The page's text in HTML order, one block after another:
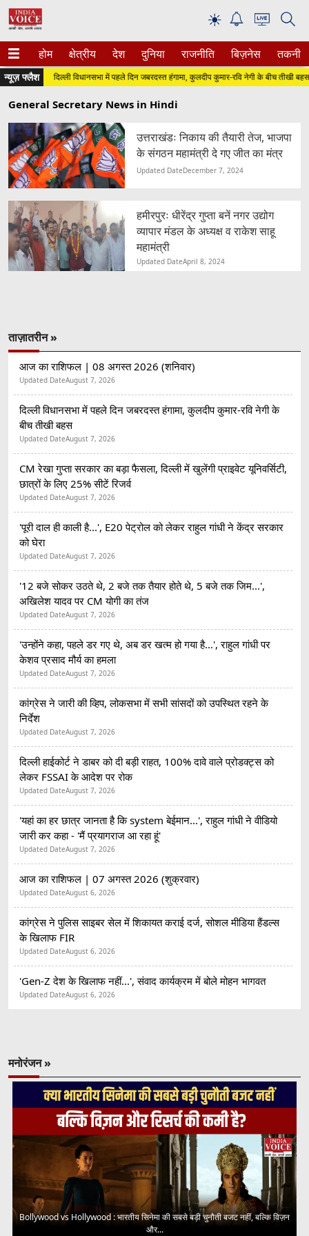
☀
होम क्षेत्रीय देश दुनिया राजनीति बिज़नेस तकनीक
न्यूज़ फ्लैशदिल्ली विधानसभा में पहले दिन जबरदस्त हंगामा, कुलदीप कुमार-रवि नेगी के बीच तीखी बहस
General Secretary News in Hindi
उत्तराखंडः निकाय की तैयारी तेज, भाजपा
के संगठन महामंत्री दे गए जीत का मंत्र
Updated DateDecember 7, 2024
हमीरपुरः धीरेंद्र गुप्ता बनें नगर उद्योग
व्यापार मंडल के अध्यक्ष व राकेश साहू
महामंत्री
Updated DateApril 8, 2024
ताज़ातरीन »
आज का राशिफल | 08 अगस्त 2026 (शनिवार)
Updated DateAugust 7, 2026
दिल्ली विधानसभा में पहले दिन जबरदस्त हंगामा, कुलदीप कुमार-रवि नेगी के
बीच तीखी बहस
Updated DateAugust 7, 2026
CM रेखा गुप्ता सरकार का बड़ा फैसला, दिल्ली में खुलेंगी प्राइवेट यूनिवर्सिटी,
छात्रों के लिए 25% सीटें रिजर्व
Updated DateAugust 7, 2026
'पूरी दाल ही काली है...', E20 पेट्रोल को लेकर राहुल गांधी ने केंद्र सरकार
को घेरा
Updated DateAugust 7, 2026
'12 बजे सोकर उठते थे, 2 बजे तक तैयार होते थे, 5 बजे तक जिम...',
अखिलेश यादव पर CM योगी का तंज
Updated DateAugust 7, 2026
'उन्होंने कहा, पहले डर गए थे, अब डर खत्म हो गया है...', राहुल गांधी पर
केशव प्रसाद मौर्य का हमला
Updated DateAugust 7, 2026
कांग्रेस ने जारी की व्हिप, लोकसभा में सभी सांसदों को उपस्थित रहने के
निर्देश
Updated DateAugust 7, 2026
दिल्ली हाईकोर्ट ने डाबर को दी बड़ी राहत, 100% दावे वाले प्रोडक्ट्स को
लेकर FSSAI के आदेश पर रोक
Updated DateAugust 7, 2026
'यहां का हर छात्र जानता है कि system बेईमान...', राहुल गांधी ने वीडियो
जारी कर कहा - 'मैं प्रयागराज आ रहा हूं'
Updated DateAugust 7, 2026
आज का राशिफल | 07 अगस्त 2026 (शुक्रवार)
Updated DateAugust 6, 2026
कांग्रेस ने पुलिस साइबर सेल में शिकायत कराई दर्ज, सोशल मीडिया हैंडल्स
के खिलाफ FIR
Updated DateAugust 6, 2026
'Gen-Z देश के खिलाफ नहीं...', संवाद कार्यक्रम में बोले मोहन भागवत
Updated DateAugust 6, 2026
मनोरंजन »
Bollywood vs Hollywood : भारतीय सिनेमा की सबसे बड़ी चुनौती बजट नहीं, बल्कि विज़न
और...